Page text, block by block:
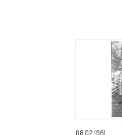
08.02.1961